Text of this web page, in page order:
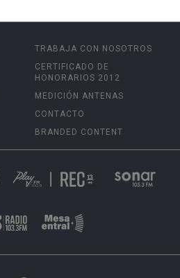
TRABAJA CON NOSOTROS
CERTIFICADO DE
HONORARIOS 2012
MEDICIÓN ANTENAS
CONTACTO
BRANDED CONTENT